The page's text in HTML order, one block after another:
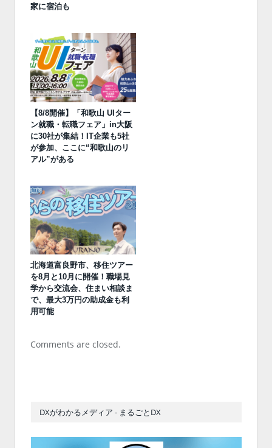
家に宿泊も
【8/8開催】「和歌山 UIター
ン就職・転職フェア」in大阪
に30社が集結！IT企業も5社
が参加、ここに“和歌山のリ
アル”がある
北海道富良野市、移住ツアー
を8月と10月に開催！職場見
学から交流会、住まい相談ま
で、最大3万円の助成金も利
用可能
Comments are closed.
DXがわかるメディア - まるごとDX